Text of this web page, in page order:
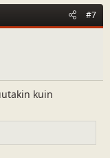
#7
kuin